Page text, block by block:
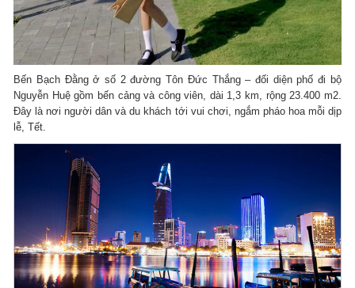
Bến Bạch Đằng ở số 2 đường Tôn Đức Thắng – đối diện phố đi bộ
Nguyễn Huệ gồm bến cảng và công viên, dài 1,3 km, rộng 23.400 m2.
Đây là nơi người dân và du khách tới vui chơi, ngắm pháo hoa mỗi dịp
lễ, Tết.